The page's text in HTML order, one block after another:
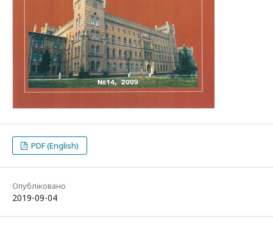
PDF (English)
Опубліковано
2019-09-04